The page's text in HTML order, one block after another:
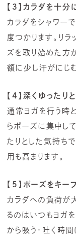
【3】カラダを十分
カラダをシャワー
度つかります。リ
ズを取り始めた方
額に少し汗がにじ
【4】深くゆったり
通常ヨガを行う時
らポーズに集中し
たりとした気持ち
用も高まります。
【5】ポーズをキ
カラダへの負荷が
るのはいつもヨガ
から吸う・吐く時